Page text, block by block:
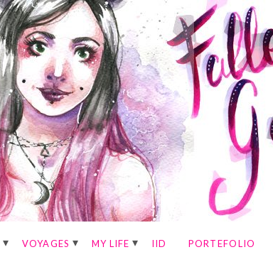
VOYAGES MY LIFE IID PORTEFOLIO